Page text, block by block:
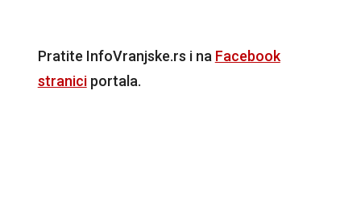
Pratite InfoVranjske.rs i na Facebook
straniciportala.